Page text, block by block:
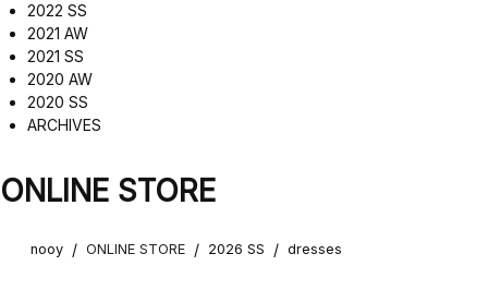
2022 SS
2021 AW
2021 SS
2020 AW
2020 SS
ARCHIVES
ONLINE STORE
nooy / ONLINE STORE / 2026 SS / dresses